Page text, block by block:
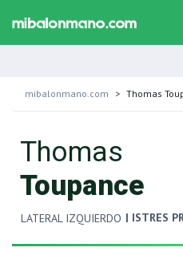
mibalonmano.com Thomas
Thomas
Toupance
LATERAL IZQUIERDO | ISTRES